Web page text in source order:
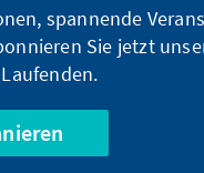
spannende
Sie jetzt